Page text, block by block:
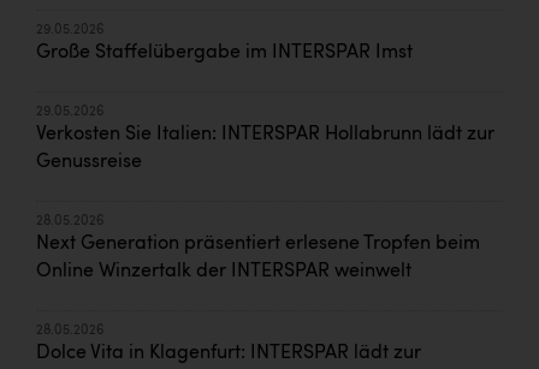
29.05.2026
Große Staffelübergabe im INTERSPAR Imst
29.05.2026
Verkosten Sie Italien: INTERSPAR Hollabrunn lädt zur
Genussreise
28.05.2026
Next Generation präsentiert erlesene Tropfen beim
Online Winzertalk der INTERSPAR weinwelt
28.05.2026
Dolce Vita in Klagenfurt: INTERSPAR lädt zur